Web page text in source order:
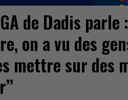
de Dadis parle
on a vu des
mettre sur des